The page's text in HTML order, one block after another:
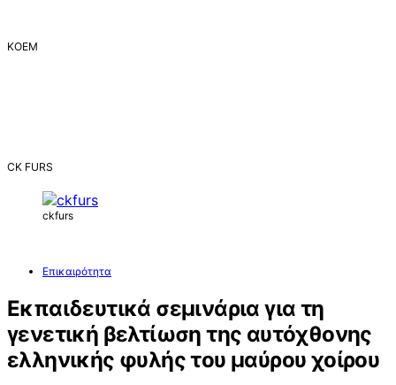
ΚΟΕΜ
CK FURS
ckfurs
Επικαιρότητα
Εκπαιδευτικά σεμινάρια για τη
γενετική βελτίωση της αυτόχθονης
ελληνικής φυλής του μαύρου χοίρου